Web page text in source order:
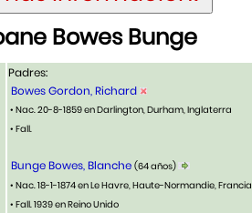
Bowes Bunge
Padres:
Bowes Gordon, Richard
• Nac. 20-8-1859 en Darlington, Durham, Inglaterra
• Fall.
Bunge Bowes, Blanche (64 años)
• Nac. 18-1-1874 en Le Havre, Haute-Normandie, Francia
• Fall. 1939 en Reino Unido